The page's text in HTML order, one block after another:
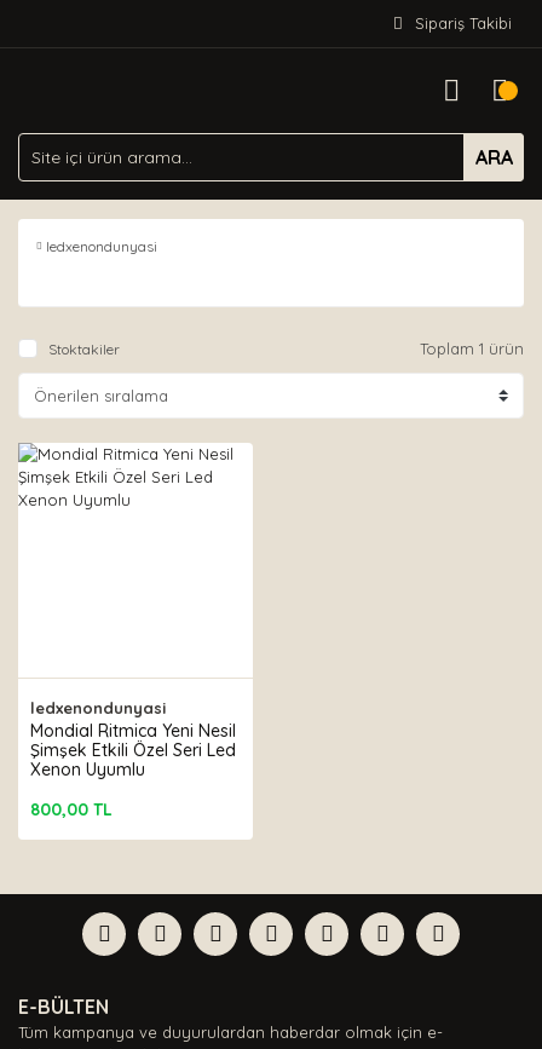
Sipariş Takibi
ARA
ledxenondunyasi
Stoktakiler Toplam 1 ürün
ledxenondunyasi
Mondial Ritmica Yeni Nesil
Şimşek Etkili Özel Seri Led
Xenon Uyumlu
800,00 TL
E-BÜLTEN
Tüm kampanya ve duyurulardan haberdar olmak için e-